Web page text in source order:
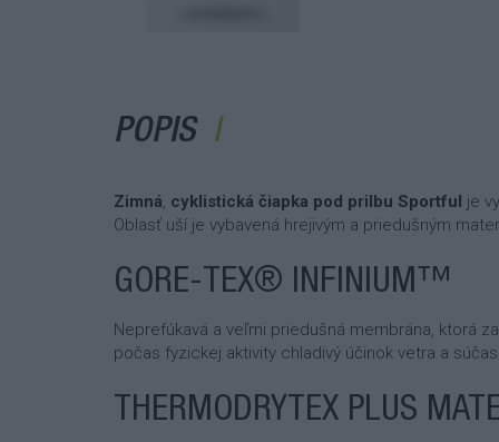
POPIS
Zimná, cyklistická čiapka pod prilbu Sportful je
Oblasť uší je vybavená hrejivým a priedušným
GORE-TEX® INFINIUM™
Neprefúkavá a veľmi priedušná membrána, ktorá
počas fyzickej aktivity chladivý účinok vetra a
THERMODRYTEX PLUS